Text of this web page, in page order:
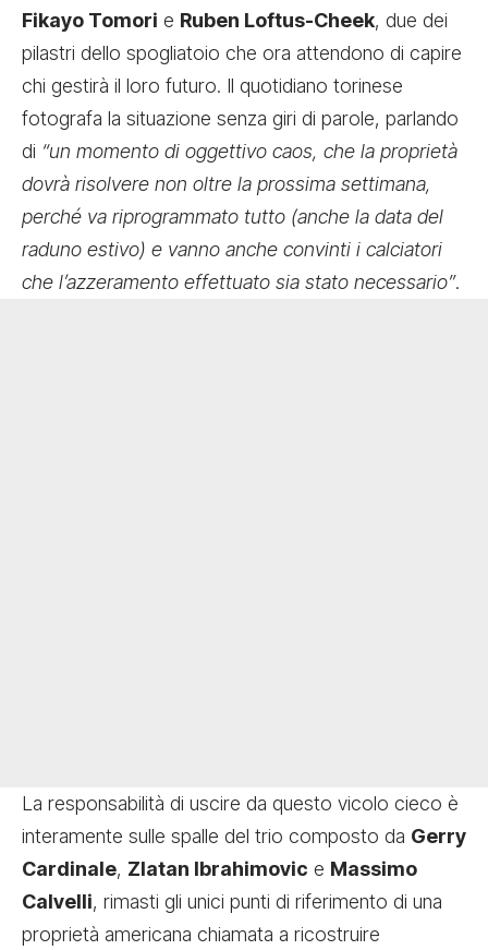
Fikayo Tomori e Ruben Loftus-Cheek, due dei
pilastri dello spogliatoio che ora attendono di capire
chi gestirà il loro futuro. Il quotidiano torinese
fotografa la situazione senza giri di parole, parlando
di “un momento di oggettivo caos, che la proprietà
dovrà risolvere non oltre la prossima settimana,
perché va riprogrammato tutto (anche la data del
raduno estivo) e vanno anche convinti i calciatori
che l’azzeramento effettuato sia stato necessario”.
La responsabilità di uscire da questo vicolo cieco è
interamente sulle spalle del trio composto da Gerry
Cardinale, Zlatan Ibrahimovic e Massimo
Calvelli, rimasti gli unici punti di riferimento di una
proprietà americana chiamata a ricostruire